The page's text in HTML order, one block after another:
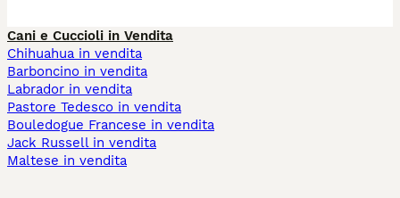
Cani e Cuccioli in Vendita
Chihuahua in vendita
Barboncino in vendita
Labrador in vendita
Pastore Tedesco in vendita
Bouledogue Francese in vendita
Jack Russell in vendita
Maltese in vendita